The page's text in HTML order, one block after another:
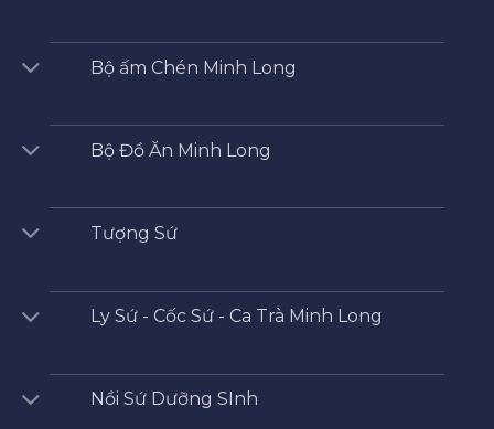
Bộ ấm Chén Minh Long
Bộ Đồ Ăn Minh Long
Tượng Sứ
Ly Sứ - Cốc Sứ - Ca Trà Minh Long
Nồi Sứ Dưỡng SInh